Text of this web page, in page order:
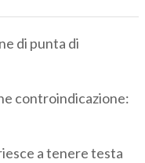
di punta di
controindicazione:
a tenere testa